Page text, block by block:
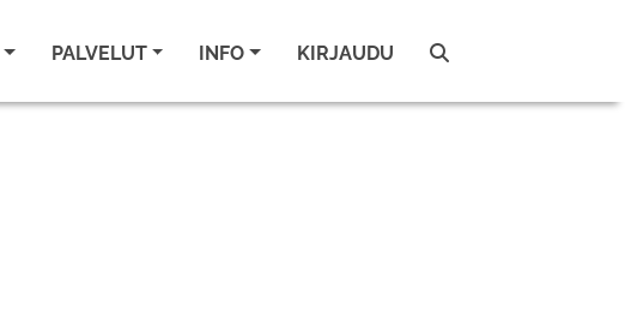
PALVELUT INFO KIRJAUDU